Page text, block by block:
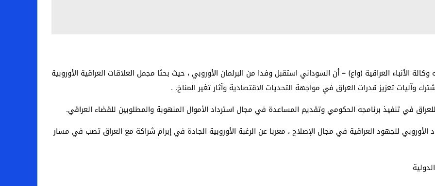
الأنباء العراقية (واع) – أن السوداني استقبل وفدا من البرلمان الأوروبي ، حيث بحثا مجمل العلاقات العراقية الأوروبية
وآليات تعزيز قدرات العراق في مواجهة التحديات الاقتصادية وآثار تغير المناخ. .
في تنفيذ برنامجه الحكومي وتقديم المساعدة في مجال استرداد الأموال المنهوبة والمطلوبين للقضاء العراقي.
الأوروبي للجهود العراقية في مجال الإصلاح ، معربا عن الرغبة الأوروبية الجادة في إبرام شراكة مع العراق تصب في مسار